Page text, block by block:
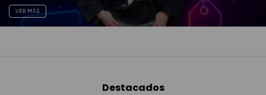
VER MÁS
Destacados